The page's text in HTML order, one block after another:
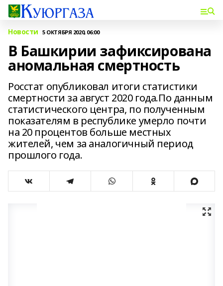
Новости 5 ОКТЯБРЯ 2020, 06:00
В Башкирии зафиксирована
аномальная смертность
Росстат опубликовал итоги статистики
смертности за август 2020 года.По данным
статистического центра, по полученным
показателям в республике умерло почти
на 20 процентов больше местных
жителей, чем за аналогичный период
прошлого года.